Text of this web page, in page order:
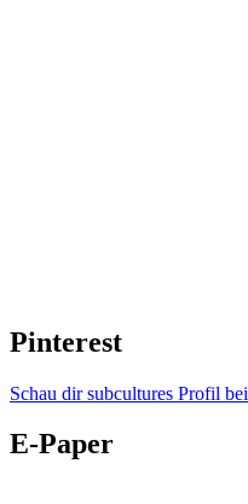
Pinterest
Schau dir subcultures Profil
E-Paper